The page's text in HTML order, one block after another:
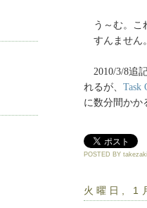
う～む。こ
すんません。
2010/3/8追
れるが、 Task
に数分間かか
POSTED BY takezaki
火曜日,